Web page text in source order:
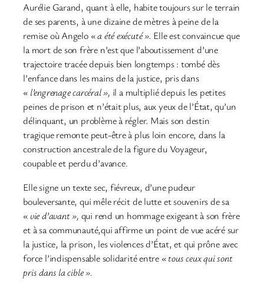
Aurélie Garand, quant à elle, habite toujours sur le terrain
de ses parents, à une dizaine de mètres à peine de la
remise où Angelo « a été exécuté ». Elle est convaincue que
la mort de son frère n’est que l’aboutissement d’une
trajectoire tracée depuis bien longtemps : tombé dès
l’enfance dans les mains de la justice, pris dans
« l’engrenage carcéral », il a multiplié depuis les petites
peines de prison et n’était plus, aux yeux de l’État, qu’un
délinquant, un problème à régler. Mais son destin
tragique remonte peut-être à plus loin encore, dans la
construction ancestrale de la figure du Voyageur,
coupable et perdu d’avance.
Elle signe un texte sec, fiévreux, d’une pudeur
bouleversante, qui mêle récit de lutte et souvenirs de sa
« vie d’avant », qui rend un hommage exigeant à son frère
et à sa communauté,qui affirme un point de vue acéré sur
la justice, la prison, les violences d’État, et qui prône avec
force l’indispensable solidarité entre « tous ceux qui sont
pris dans la cible ».